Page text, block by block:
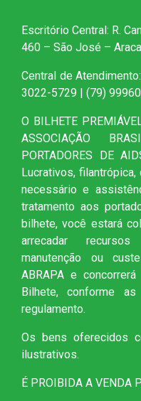
Escritório Central: R.
460 – São José –
Central de
3022-5729 | (79)
O BILHETE
ASSOCIAÇÃO
PORTADORES DE
Lucrativos,
necessário e
tratamento aos
bilhete, você estará
arrecadar
manutenção ou
ABRAPA e
Bilhete, conforme
regulamento.
Os bens oferecidos
ilustrativos.
É PROIBIDA A VENDA